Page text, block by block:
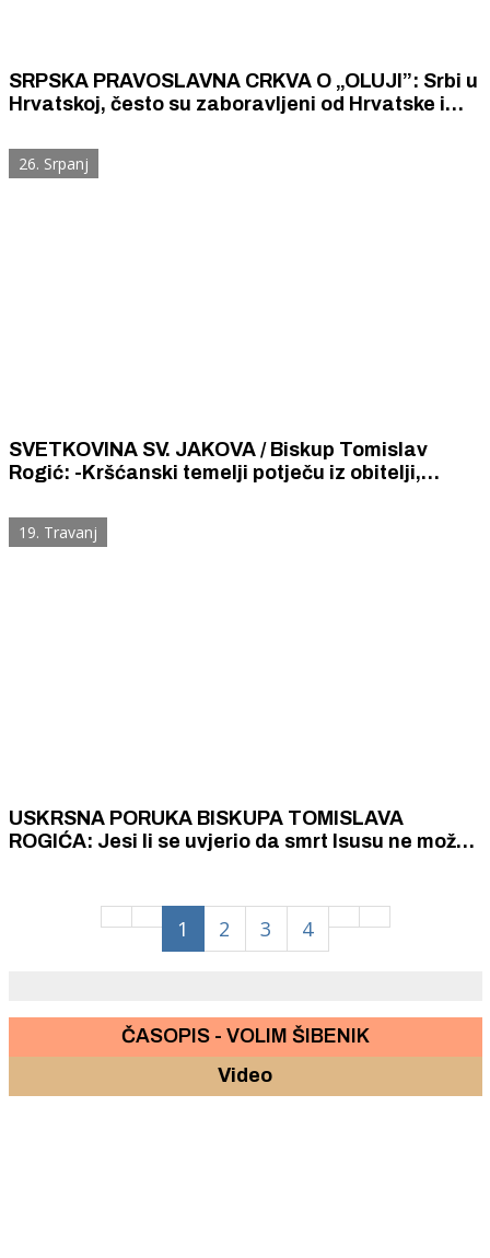
SRPSKA PRAVOSLAVNA CRKVA O „OLUJI”: Srbi u
Hrvatskoj, često su zaboravljeni od Hrvatske i
lakše i bolje kada ih se ne sjećaju.
26. Srpanj
SVETKOVINA SV. JAKOVA / Biskup Tomislav
Rogić: -Kršćanski temelji potječu iz obitelji,
domovine. Na kršćanskim temeljima budimo
hodočasnici nade.
19. Travanj
USKRSNA PORUKA BISKUPA TOMISLAVA
ROGIĆA: Jesi li se uvjerio da smrt Isusu ne može
1 2 3 4
ČASOPIS - VOLIM ŠIBENIK
Video